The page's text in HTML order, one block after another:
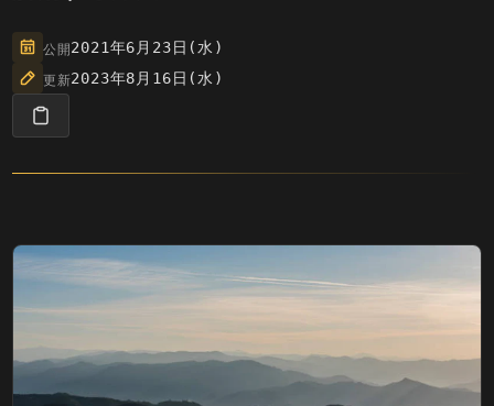
公開2021年6月23日(水)
更新2023年8月16日(水)